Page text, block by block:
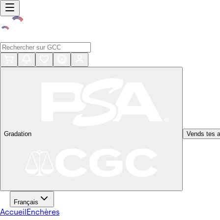
Gradation Vends tes
Français
AccueilEnchères